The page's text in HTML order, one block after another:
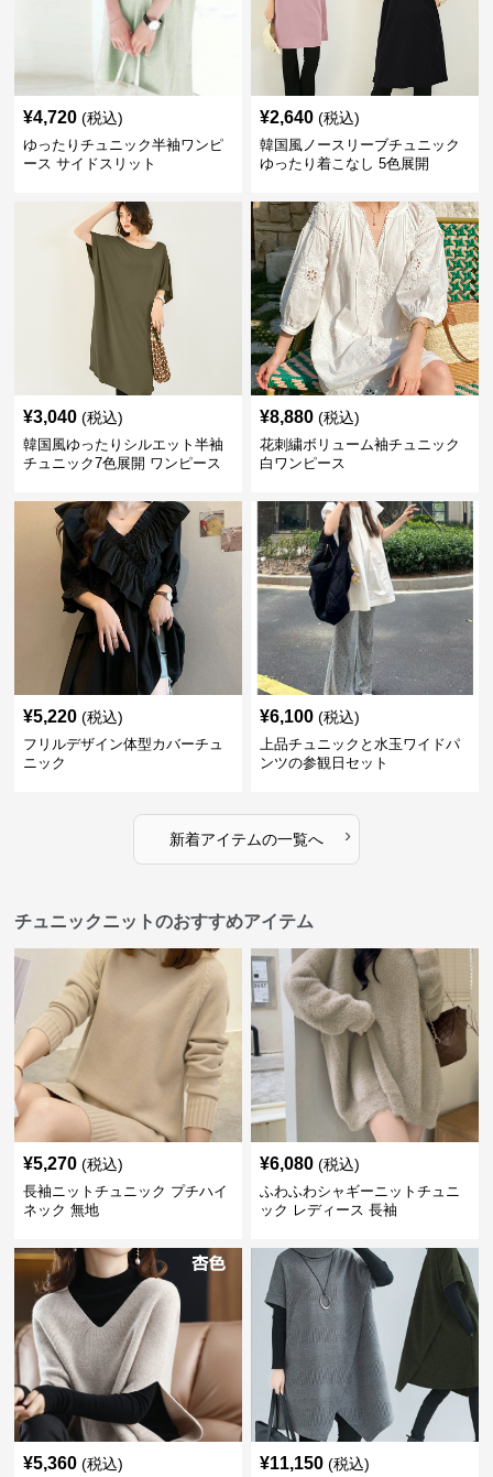
¥4,720 (税込)
ゆったりチュニック半袖ワンピ
ース サイドスリット
¥2,640 (税込)
韓国風ノースリーブチュニック
ゆったり着こなし 5色展開
¥3,040 (税込)
韓国風ゆったりシルエット半袖
チュニック7色展開 ワンピース
¥8,880 (税込)
花刺繍ボリューム袖チュニック
白ワンピース
¥5,220 (税込)
フリルデザイン体型カバーチュ
ニック
¥6,100 (税込)
上品チュニックと水玉ワイドパ
ンツの参観日セット
新着アイテムの一覧へ ›
チュニックニットのおすすめアイテム
¥5,270 (税込)
長袖ニットチュニック プチハイ
ネック 無地
¥6,080 (税込)
ふわふわシャギーニットチュニ
ック レディース 長袖
¥5,360 (税込) ¥11,150 (税込)